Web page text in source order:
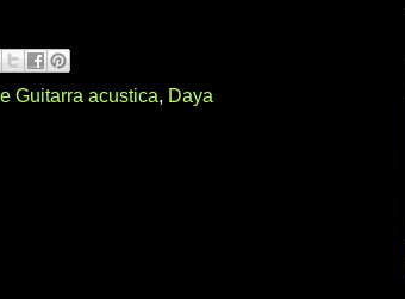
Guitarra acustica, Daya